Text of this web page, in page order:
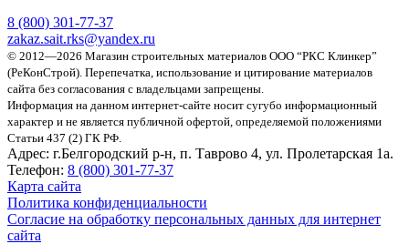
8 (800) 301-77-37
zakaz.sait.rks@yandex.ru
© 2012—2026 Магазин строительных материалов ООО “РКС Клинкер”
(РеКонСтрой). Перепечатка, использование и цитирование материалов
сайта без согласования с владельцами запрещены.
Информация на данном интернет-сайте носит сугубо информационный
характер и не является публичной офертой, определяемой положениями
Статьи 437 (2) ГК РФ.
Адрес: г.Белгородский р-н, п. Таврово 4, ул. Пролетарская 1а.
Телефон: 8 (800) 301-77-37
Карта сайта
Политика конфиденциальности
Согласие на обработку персональных данных для интернет
сайта